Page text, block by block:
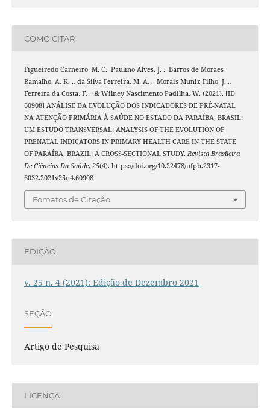
COMO CITAR
Figueiredo Carneiro, M. C., Paulino Alves, J. ., Barros de Moraes
Ramalho, A. K. ., da Silva Ferreira, M. A. ., Morais Muniz Filho, J. .,
Ferreira da Costa, F. ., & Wilney Nascimento Padilha, W. (2021). [ID
60908] ANÁLISE DA EVOLUÇÃO DOS INDICADORES DE PRÉ-NATAL
NA ATENÇÃO PRIMÁRIA À SAÚDE NO ESTADO DA PARAÍBA, BRASIL:
UM ESTUDO TRANSVERSAL: ANALYSIS OF THE EVOLUTION OF
PRENATAL INDICATORS IN PRIMARY HEALTH CARE IN THE STATE
OF PARAÍBA, BRAZIL: A CROSS-SECTIONAL STUDY. Revista Brasileira
De Ciências Da Saúde, 25(4). https://doi.org/10.22478/ufpb.2317-
6032.2021v25n4.60908
Fomatos de Citação
EDIÇÃO
v. 25 n. 4 (2021): Edição de Dezembro 2021
SEÇÃO
Artigo de Pesquisa
LICENÇA